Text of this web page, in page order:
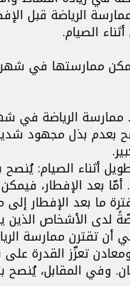
ممارسة الرياضة قبل
الصيام.
ممارستها في شهر
ممارسة الرياضة في
بعدم بذل مجهود
أثناء الصيام:
أمّا بعد الإفطار،
فترة ما بعد الإفطار
لدى الأشخاص
أن تقترن ممارسة
تعزّز القدرة على
وفي المقابل،